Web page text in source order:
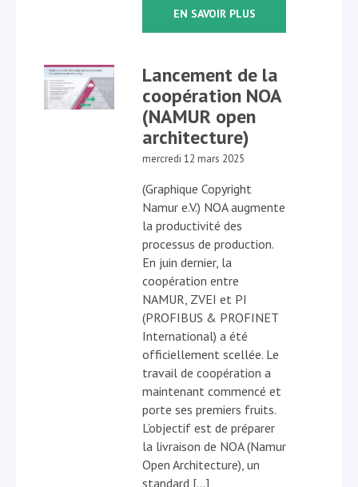
EN SAVOIR PLUS
Lancement de la
coopération NOA
(NAMUR open
architecture)
mercredi 12 mars 2025
(Graphique Copyright
Namur e.V.) NOA augmente
la productivité des
processus de production.
En juin dernier, la
coopération entre
NAMUR, ZVEI et PI
(PROFIBUS & PROFINET
International) a été
officiellement scellée. Le
travail de coopération a
maintenant commencé et
porte ses premiers fruits.
L’objectif est de préparer
la livraison de NOA (Namur
Open Architecture), un
standard […]